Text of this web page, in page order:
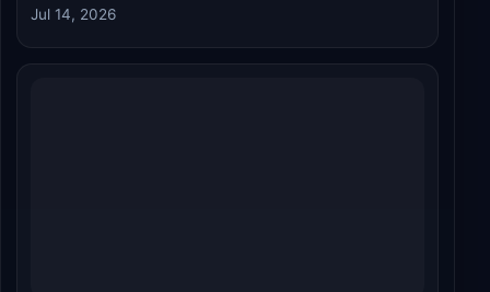
Jul 14, 2026